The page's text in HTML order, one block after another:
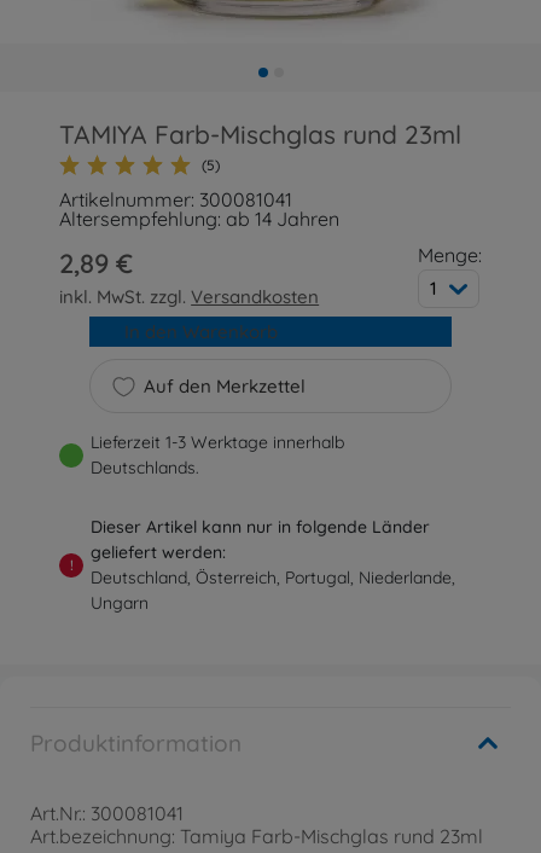
TAMIYA Farb-Mischglas rund 23ml
(5)
Artikelnummer: 300081041
Altersempfehlung: ab 14 Jahren
2,89 €
inkl. MwSt. zzgl.Versandkosten
Menge:
1
Auf den Merkzettel
In den Warenkorb
Lieferzeit 1-3 Werktage innerhalb
Deutschlands.
!
Dieser Artikel kann nur in folgende Länder
geliefert werden:
Deutschland, Österreich, Portugal, Niederlande,
Ungarn
Produktinformation
Art.Nr.: 300081041
Art.bezeichnung: Tamiya Farb-Mischglas rund 23ml